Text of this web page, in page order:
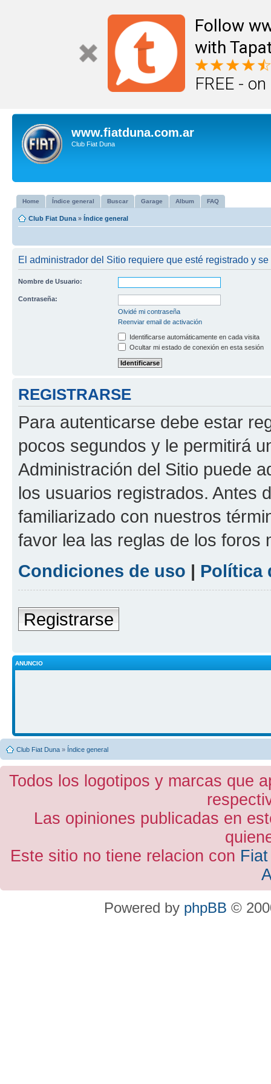
Follow
with
FREE -
www.fiatduna.com.ar
Club Fiat Duna
Home Índice general Buscar Garage Album FAQ
Club Fiat Duna » Índice general
El administrador del Sitio requiere que esté registrado y
Nombre de Usuario:
Contraseña:
Olvidé mi contraseña
Reenviar email de activación
Identificarse automáticamente en cada visita
Ocultar mi estado de conexión en esta sesión
REGISTRARSE
Para autenticarse debe estar
pocos segundos y le permitirá
Administración del Sitio puede
los usuarios registrados. Antes
familiarizado con nuestros
favor lea las reglas de los foros
Condiciones de uso | Política
Registrarse
ANUNCIO
Club Fiat Duna » Índice general
Todos los logotipos y marcas que
Las opiniones publicadas en
Este sitio no tiene relacion con
Powered by phpBB ©